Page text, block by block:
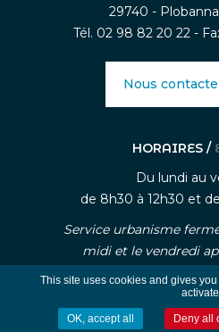
29740 -
Tél. 02 98 82 20 22 -
Nous
HORAIRES /
Du lundi au
de 8h30 à 12h30 et
Service urbanisme
midi et le vendredi
uniquement sur
This site uses cookies and gives
activate
OK, accept all Deny all